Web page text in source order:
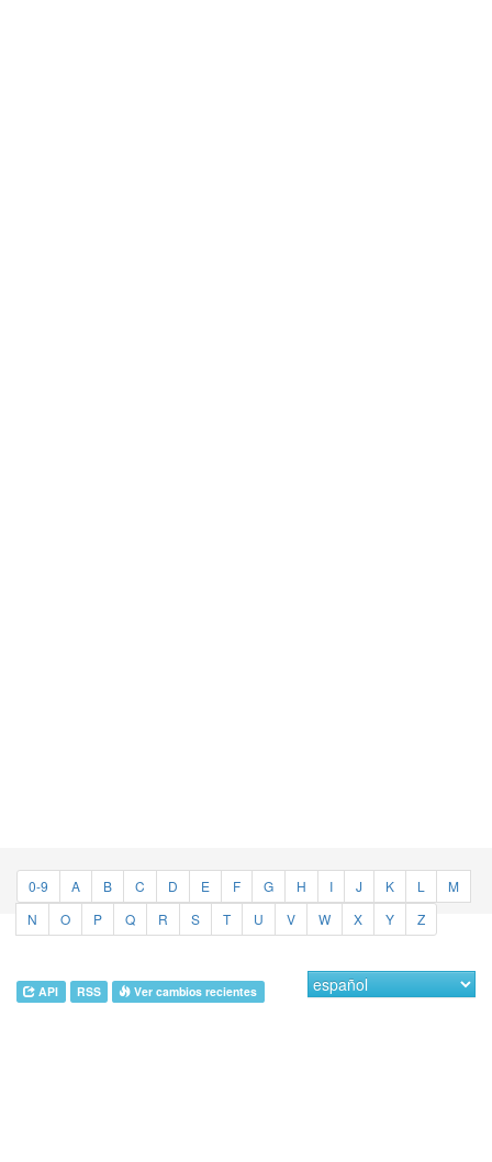
0-9 A B C D E F G H I J K L
M
N
O P Q R S T U V W X Y Z
API RSS Ver cambios recientes